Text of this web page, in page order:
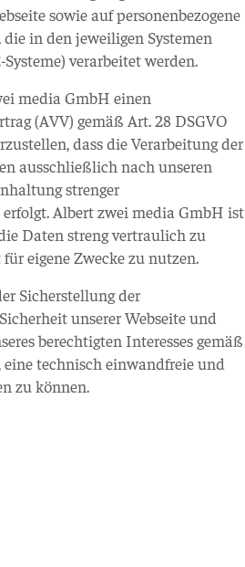
sowie auf personenbezogene
in den jeweiligen Systemen
verarbeitet werden.
media GmbH einen
(AVV) gemäß Art. 28 DSGVO
dass die Verarbeitung der
ausschließlich nach unseren
strenger
Albert zwei media GmbH ist
Daten streng vertraulich zu
eigene Zwecke zu nutzen.
Sicherstellung der
unserer Webseite und
berechtigten Interesses gemäß
eine technisch einwandfreie und
zu können.